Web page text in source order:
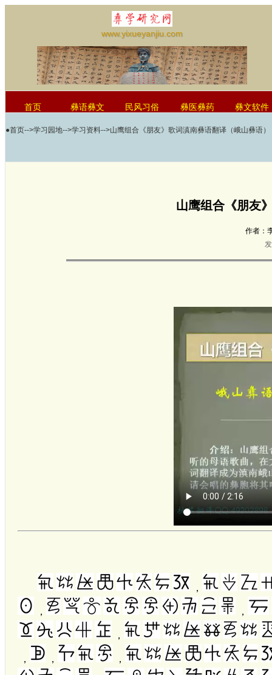
www.yixueyanjiu.com
首页 彝语彝文 民风习俗 彝医彝药 彝文软件
●首页-->学习园地-->学习资料-->山鹰组合《朋友》歌词滇南彝语翻译（峨山彝语）
山鹰组合《朋友
作者：
，
， ，
，
， ， ，